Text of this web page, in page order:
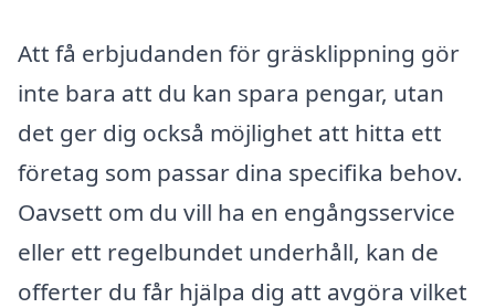
Att få erbjudanden för gräsklippning gör
inte bara att du kan spara pengar, utan
det ger dig också möjlighet att hitta ett
företag som passar dina specifika behov.
Oavsett om du vill ha en engångsservice
eller ett regelbundet underhåll, kan de
offerter du får hjälpa dig att avgöra vilket